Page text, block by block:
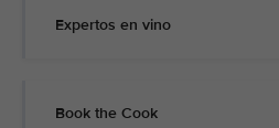
Expertos en vino
Book the Cook